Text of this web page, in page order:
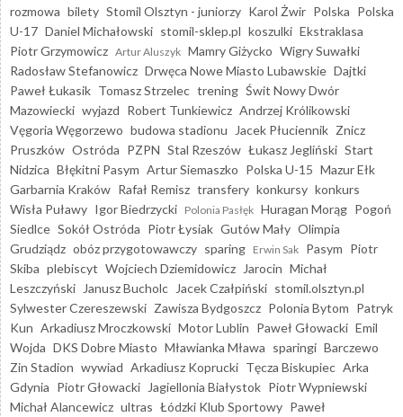
rozmowa bilety Stomil Olsztyn - juniorzy Karol Żwir Polska Polska
U-17 Daniel Michałowski stomil-sklep.pl koszulki Ekstraklasa
Piotr Grzymowicz Artur Aluszyk Mamry Giżycko Wigry Suwałki
Radosław Stefanowicz Drwęca Nowe Miasto Lubawskie Dajtki
Paweł Łukasik Tomasz Strzelec trening Świt Nowy Dwór
Mazowiecki wyjazd Robert Tunkiewicz Andrzej Królikowski
Vęgoria Węgorzewo budowa stadionu Jacek Płuciennik Znicz
Pruszków Ostróda PZPN Stal Rzeszów Łukasz Jegliński Start
Nidzica Błękitni Pasym Artur Siemaszko Polska U-15 Mazur Ełk
Garbarnia Kraków Rafał Remisz transfery konkursy konkurs
Wisła Puławy Igor Biedrzycki Polonia Pasłęk Huragan Morąg Pogoń
Siedlce Sokół Ostróda Piotr Łysiak Gutów Mały Olimpia
Grudziądz obóz przygotowawczy sparing Erwin Sak Pasym Piotr
Skiba plebiscyt Wojciech Dziemidowicz Jarocin Michał
Leszczyński
Janusz Bucholc Jacek Czałpiński stomil.olsztyn.pl
Sylwester Czereszewski Zawisza Bydgoszcz Polonia Bytom Patryk
Kun Arkadiusz Mroczkowski Motor Lublin Paweł Głowacki Emil
Wojda DKS Dobre Miasto Mławianka Mława sparingi Barczewo
Zin Stadion wywiad Arkadiusz Koprucki Tęcza Biskupiec Arka
Gdynia Piotr Głowacki Jagiellonia Białystok Piotr Wypniewski
Michał Alancewicz ultras Łódzki Klub Sportowy Paweł